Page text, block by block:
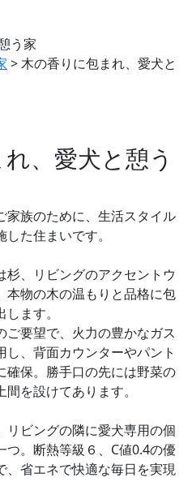
>木の香りに包まれ、愛犬と
、愛犬と憩う
家族のために、生活スタイル
た住まいです。
、リビングのアクセントウ
本物の木の温もりと品格に包
ます。
要望で、火力の豊かなガス
、背面カウンターやパント
確保。勝手口の先には野菜の
を設けてあります。
ビングの隣に愛犬専用の個
。断熱等級６、C値0.4の優
、省エネで快適な毎日を実現